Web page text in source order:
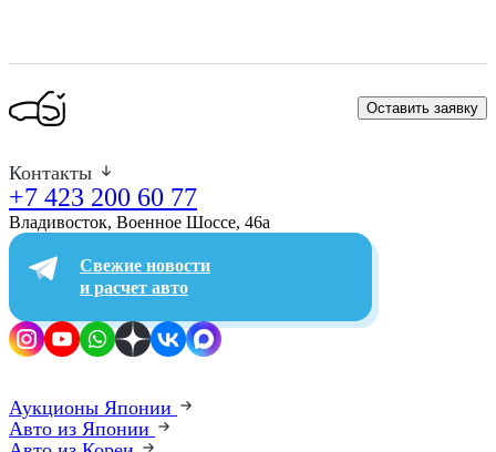
Оставить заявку
Контакты
+7 423 200 60 77
Владивосток, Военное Шоссе, 46а​
Свежие новости
и расчет авто
Аукционы Японии
Авто из Японии